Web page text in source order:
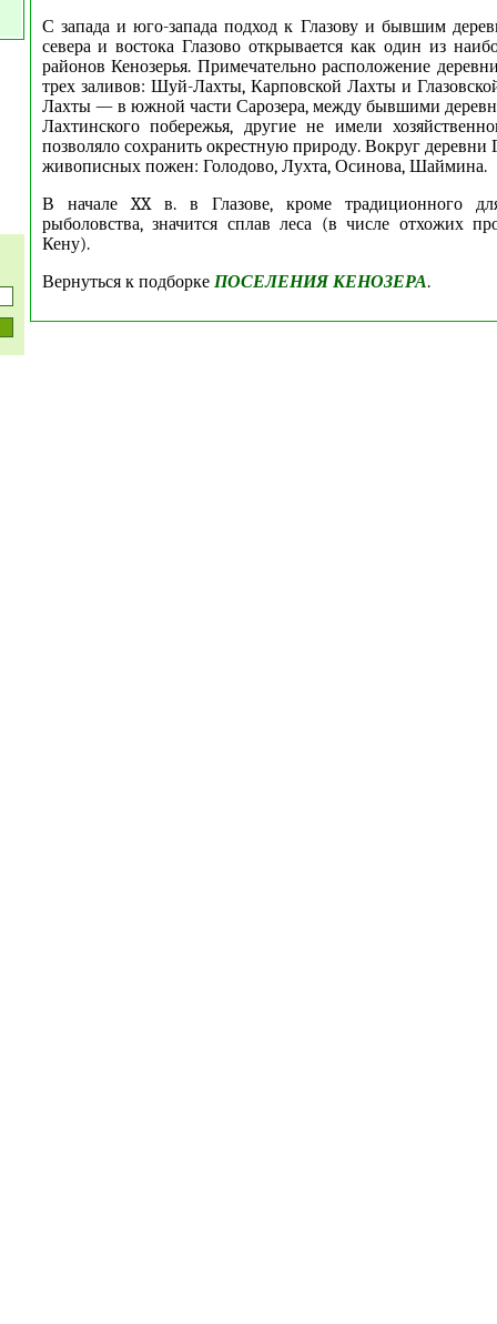
С запада и юго-запада подход к Глазову и бывшим
севера и востока Глазово открывается как один из
районов Кенозерья. Примечательно расположение
трех заливов: Шуй-Лахты, Карповской Лахты и
Лахты — в южной части Сарозера, между бывшими
Лахтинского побережья, другие не имели
позволяло сохранить окрестную природу. Вокруг деревни
живописных пожен: Голодово, Лухта, Осинова, Шаймина.
В начале XX в. в Глазове, кроме традиционного
рыболовства, значится сплав леса (в числе отхожих
Кену).
Вернуться к подборке ПОСЕЛЕНИЯ КЕНОЗЕРА.